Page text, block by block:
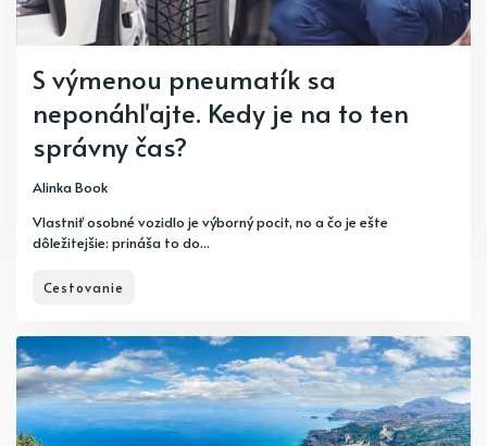
S výmenou pneumatík sa
neponáhľajte. Kedy je na to ten
správny čas?
Alinka Book
Vlastniť osobné vozidlo je výborný pocit, no a čo je ešte
dôležitejšie: prináša to do...
Cestovanie